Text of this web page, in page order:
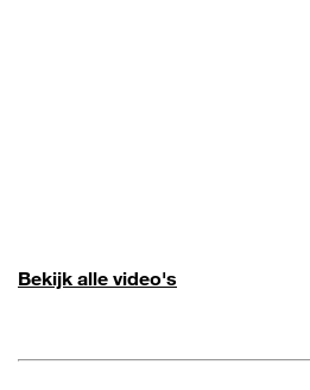
Bekijk alle video's